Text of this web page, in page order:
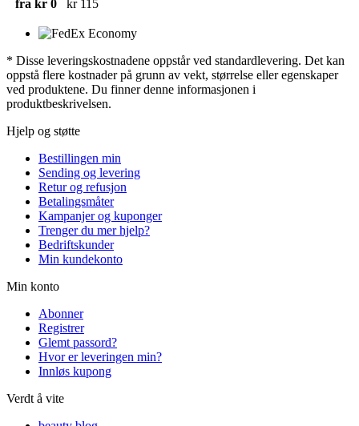
fra kr 0
kr 115
* Disse leveringskostnadene oppstår ved standardlevering. Det kan
oppstå flere kostnader på grunn av vekt, størrelse eller egenskaper
ved produktene. Du finner denne informasjonen i
produktbeskrivelsen.
Hjelp og støtte
Bestillingen min
Sending og levering
Retur og refusjon
Betalingsmåter
Kampanjer og kuponger
Trenger du mer hjelp?
Bedriftskunder
Min kundekonto
Min konto
Abonner
Registrer
Glemt passord?
Hvor er leveringen min?
Innløs kupong
Verdt å vite